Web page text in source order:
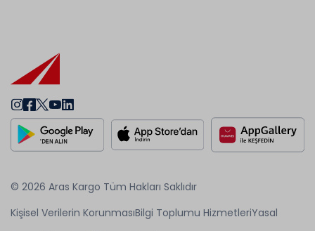
© 2026 Aras Kargo Tüm Hakları Saklıdır
Kişisel Verilerin KorunmasıBilgi Toplumu HizmetleriYasal